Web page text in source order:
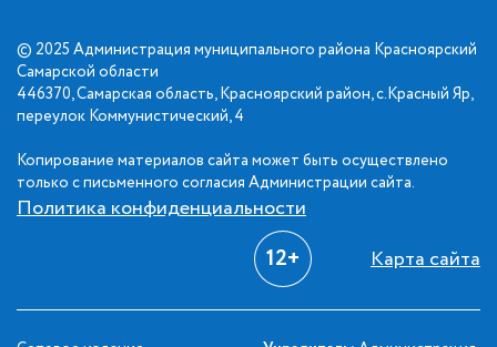
© 2025 Администрация муниципального района Красноярский
Самарской области
446370, Самарская область, Красноярский район, с.Красный Яр,
переулок Коммунистический, 4
Копирование материалов сайта может быть осуществлено
только с письменного согласия Администрации сайта.
Политика конфиденциальности
12+ Карта сайта